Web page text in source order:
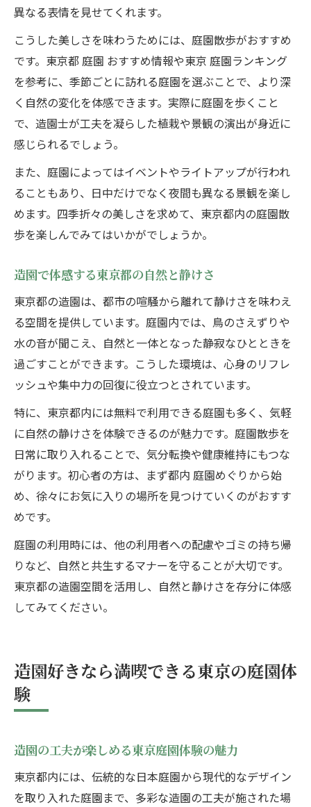
異なる表情を見せてくれます。
こうした美しさを味わうためには、庭園散歩がおすすめ
です。東京都 庭園 おすすめ情報や東京 庭園ランキング
を参考に、季節ごとに訪れる庭園を選ぶことで、より深
く自然の変化を体感できます。実際に庭園を歩くこと
で、造園士が工夫を凝らした植栽や景観の演出が身近に
感じられるでしょう。
また、庭園によってはイベントやライトアップが行われ
ることもあり、日中だけでなく夜間も異なる景観を楽し
めます。四季折々の美しさを求めて、東京都内の庭園散
歩を楽しんでみてはいかがでしょうか。
造園で体感する東京都の自然と静けさ
東京都の造園は、都市の喧騒から離れて静けさを味わえ
る空間を提供しています。庭園内では、鳥のさえずりや
水の音が聞こえ、自然と一体となった静寂なひとときを
過ごすことができます。こうした環境は、心身のリフレ
ッシュや集中力の回復に役立つとされています。
特に、東京都内には無料で利用できる庭園も多く、気軽
に自然の静けさを体験できるのが魅力です。庭園散歩を
日常に取り入れることで、気分転換や健康維持にもつな
がります。初心者の方は、まず都内 庭園めぐりから始
め、徐々にお気に入りの場所を見つけていくのがおすす
めです。
庭園の利用時には、他の利用者への配慮やゴミの持ち帰
りなど、自然と共生するマナーを守ることが大切です。
東京都の造園空間を活用し、自然と静けさを存分に体感
してみてください。
造園好きなら満喫できる東京の庭園体
験
造園の工夫が楽しめる東京庭園体験の魅力
東京都内には、伝統的な日本庭園から現代的なデザイン
を取り入れた庭園まで、多彩な造園の工夫が施された場